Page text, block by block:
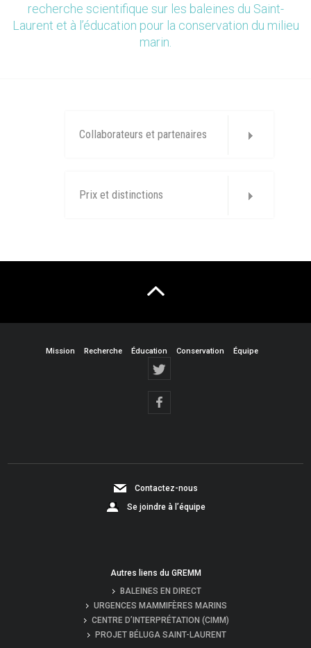
recherche scientifique sur les baleines du Saint-
Laurent et à l’éducation pour la conservation du milieu
marin.
Collaborateurs et partenaires
Prix et distinctions
Mission Recherche Éducation Conservation Équipe
Contactez-nous
Se joindre à l’équipe
Autres liens du GREMM
BALEINES EN DIRECT
URGENCES MAMMIFÈRES MARINS
CENTRE D’INTERPRÉTATION (CIMM)
PROJET BÉLUGA SAINT-LAURENT